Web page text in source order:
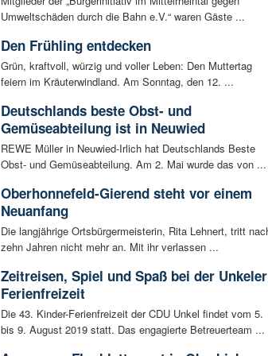
Umweltschäden durch die Bahn e.V.“ waren Gäste ...
Den Frühling entdecken
Grün, kraftvoll, würzig und voller Leben: Den Muttertag
feiern im Kräuterwindland. Am Sonntag, den 12. ...
Deutschlands beste Obst- und
Gemüseabteilung ist in Neuwied
REWE Müller in Neuwied-Irlich hat Deutschlands Beste
Obst- und Gemüseabteilung. Am 2. Mai wurde das von ...
Oberhonnefeld-Gierend steht vor einem
Neuanfang
Die langjährige Ortsbürgermeisterin, Rita Lehnert, tritt
zehn Jahren nicht mehr an. Mit ihr verlassen ...
Zeitreisen, Spiel und Spaß bei der Unkeler
Ferienfreizeit
Die 43. Kinder-Ferienfreizeit der CDU Unkel findet vom 5.
bis 9. August 2019 statt. Das engagierte Betreuerteam ...